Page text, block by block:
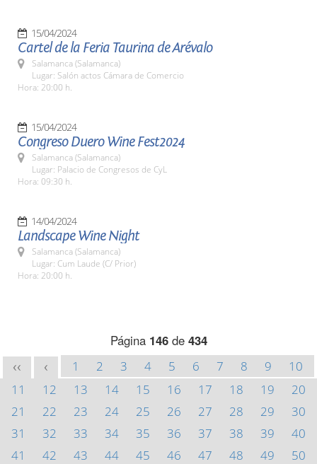
15/04/2024
Cartel de la Feria Taurina de Arévalo
Salamanca (Salamanca)
Lugar: Salón actos Cámara de Comercio
Hora: 20:00 h.
15/04/2024
Congreso Duero Wine Fest2024
Salamanca (Salamanca)
Lugar: Palacio de Congresos de CyL
Hora: 09:30 h.
14/04/2024
Landscape Wine Night
Salamanca (Salamanca)
Lugar: Cum Laude (C/ Prior)
Hora: 20:00 h.
Página 146de 434
<< < 1 2 3 4 5 6 7 8 9
10
11
12 13 14 15 16 17 18 19
20
21
22 23 24 25 26 27 28 29
30
31
32 33 34 35 36 37 38 39
40
41
42 43 44 45 46 47 48 49
50